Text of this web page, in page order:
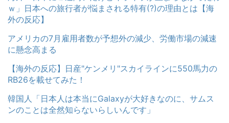
ｗ」日本への旅行者が悩まされる特有(?)の理由とは【海
外の反応】
アメリカの7月雇用者数が予想外の減少、労働市場の減速
に懸念高まる
【海外の反応】日産"ケンメリ"スカイラインに550馬力の
RB26を載せてみた！
韓国人「日本人は本当にGalaxyが大好きなのに、サムス
ンのことは全然知らないらしいんです」